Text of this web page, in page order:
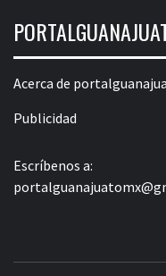
Acerca de
Publicidad
Escríbenos a: